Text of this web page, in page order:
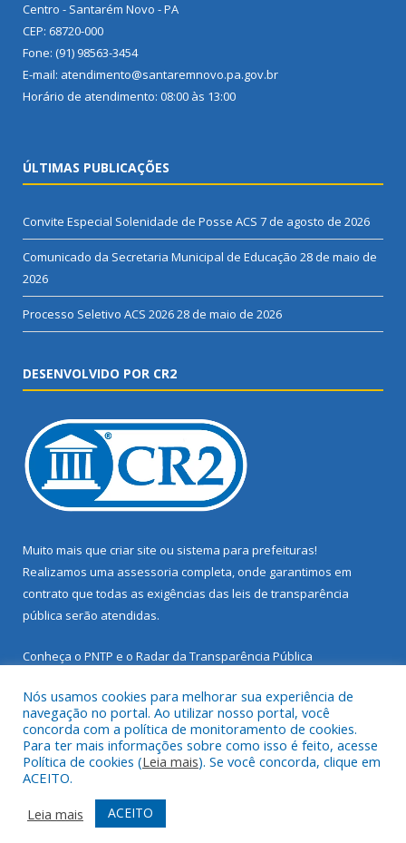
Centro - Santarém Novo - PA
CEP: 68720-000
Fone: (91) 98563-3454
E-mail: atendimento@santaremnovo.pa.gov.br
Horário de atendimento: 08:00 às 13:00
ÚLTIMAS PUBLICAÇÕES
Convite Especial Solenidade de Posse ACS 7 de agosto de 2026
Comunicado da Secretaria Municipal de Educação 28 de maio de
2026
Processo Seletivo ACS 202628 de maio de 2026
DESENVOLVIDO POR CR2
Muito mais que criar site ou sistema para prefeituras!
Realizamos uma assessoria completa, onde garantimos em
contrato que todas as exigências das leis de transparência
pública serão atendidas.
Conheça o PNTP e o Radar da Transparência Pública
Todos os direitos reservados a Prefeitura Municipal de Santarém
Novo.
Mapa do Site
Acessar Área Administrativa
Acessar Webmail
Nós usamos cookies para melhorar sua experiência de
navegação no portal. Ao utilizar nosso portal, você
concorda com a política de monitoramento de cookies.
Para ter mais informações sobre como isso é feito, acesse
Política de cookies (Leia mais). Se você concorda, clique em
ACEITO.
Leia mais
ACEITO